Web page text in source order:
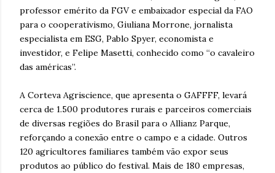
professor emérito da FGV e embaixador especial da FAO
para o cooperativismo, Giuliana Morrone, jornalista
especialista em ESG, Pablo Spyer, economista e
investidor, e Felipe Masetti, conhecido como “o cavaleiro
das américas”.
A Corteva Agriscience, que apresenta o GAFFFF, levará
cerca de 1.500 produtores rurais e parceiros comerciais
de diversas regiões do Brasil para o Allianz Parque,
reforçando a conexão entre o campo e a cidade. Outros
120 agricultores familiares também vão expor seus
produtos ao público do festival. Mais de 180 empresas,